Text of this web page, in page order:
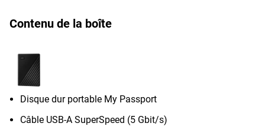
Contenu de la boîte
Disque dur portable My Passport
Câble USB-A SuperSpeed (5 Gbit/s)